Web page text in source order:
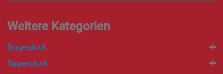
Burgerglück
Rippenglück